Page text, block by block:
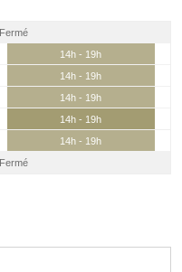
Fermé
14h - 19h
14h - 19h
14h - 19h
14h - 19h
14h - 19h
Fermé